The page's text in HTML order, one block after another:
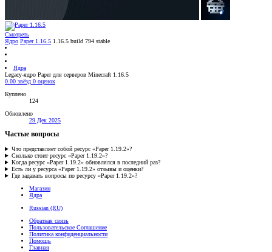
Смотреть
Ядро Paper 1.16.5 1.16.5 build 794 stable
Ядра
Legacy-ядро Paper для серверов Minecraft 1.16.5
0.00 звёзд 0 оценок
Куплено
124
Обновлено
29 Дек 2025
Частые вопросы
Что представляет собой ресурс «Paper 1.19.2»?
Сколько стоит ресурс «Paper 1.19.2»?
Когда ресурс «Paper 1.19.2» обновлялся в последний раз?
Есть ли у ресурса «Paper 1.19.2» отзывы и оценки?
Где задавать вопросы по ресурсу «Paper 1.19.2»?
Магазин
Ядра
Russian (RU)
Обратная связь
Пользовательское Соглашение
Политика конфиденциальности
Помощь
Главная